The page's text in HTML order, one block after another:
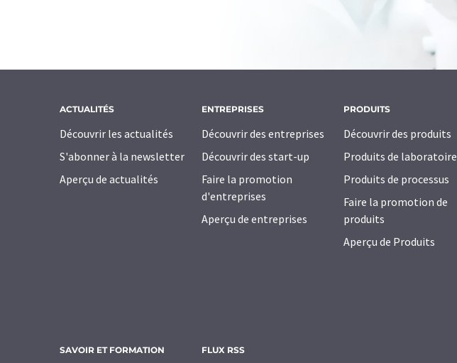
ACTUALITÉS
Découvrir les actualités
S'abonner à la newsletter
Aperçu de actualités
ENTREPRISES
Découvrir des entreprises
Découvrir des start-up
Faire la promotion
d'entreprises
Aperçu de entreprises
PRODUITS
Découvrir des produits
Produits de laboratoire
Produits de processus
Faire la promotion de
produits
Aperçu de Produits
SAVOIR ET FORMATION FLUX RSS